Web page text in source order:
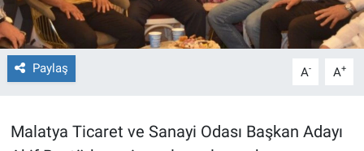
Paylaş A- A+
Malatya Ticaret ve Sanayi Odası Başkan Adayı